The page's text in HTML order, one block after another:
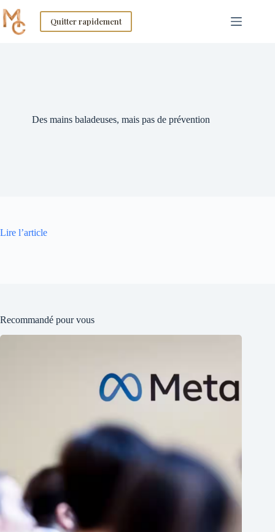
to
content
Quitter rapidement
Des mains baladeuses, mais pas de prévention
Lire l’article
Recommandé pour vous